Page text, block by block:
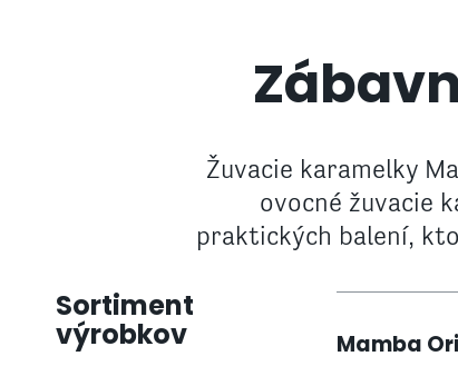
Žuvacie karamelky
ovocné žuvacie
praktických balení,
Sortiment
výrobkov Mamba